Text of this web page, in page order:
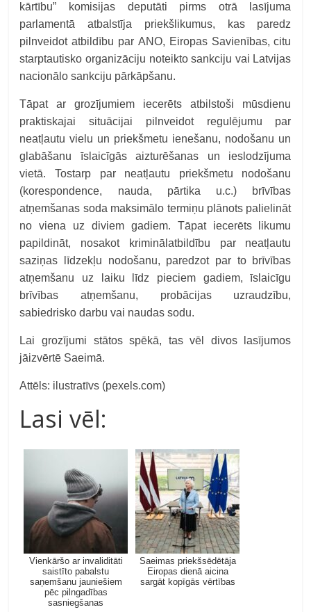
kārtību” komisijas deputāti pirms otrā lasījuma
parlamentā atbalstīja priekšlikumus, kas paredz
pilnveidot atbildību par ANO, Eiropas Savienības, citu
starptautisko organizāciju noteikto sankciju vai Latvijas
nacionālo sankciju pārkāpšanu.
Tāpat ar grozījumiem iecerēts atbilstoši mūsdienu
praktiskajai situācijai pilnveidot regulējumu par
neatļautu vielu un priekšmetu ienešanu, nodošanu un
glabāšanu īslaicīgās aizturēšanas un ieslodzījuma
vietā. Tostarp par neatļautu priekšmetu nodošanu
(korespondence, nauda, pārtika u.c.) brīvības
atņemšanas soda maksimālo termiņu plānots palielināt
no viena uz diviem gadiem. Tāpat iecerēts likumu
papildināt, nosakot kriminālatbildību par neatļautu
saziņas līdzekļu nodošanu, paredzot par to brīvības
atņemšanu uz laiku līdz pieciem gadiem, īslaicīgu
brīvības atņemšanu, probācijas uzraudzību,
sabiedrisko darbu vai naudas sodu.
Lai grozījumi stātos spēkā, tas vēl divos lasījumos
jāizvērtē Saeimā.
Attēls: ilustratīvs (pexels.com)
Lasi vēl:
Vienkāršo ar invaliditāti
saistīto pabalstu
saņemšanu jauniešiem
pēc pilngadības
sasniegšanas
Saeimas priekšsēdētāja
Eiropas dienā aicina
sargāt kopīgās vērtības